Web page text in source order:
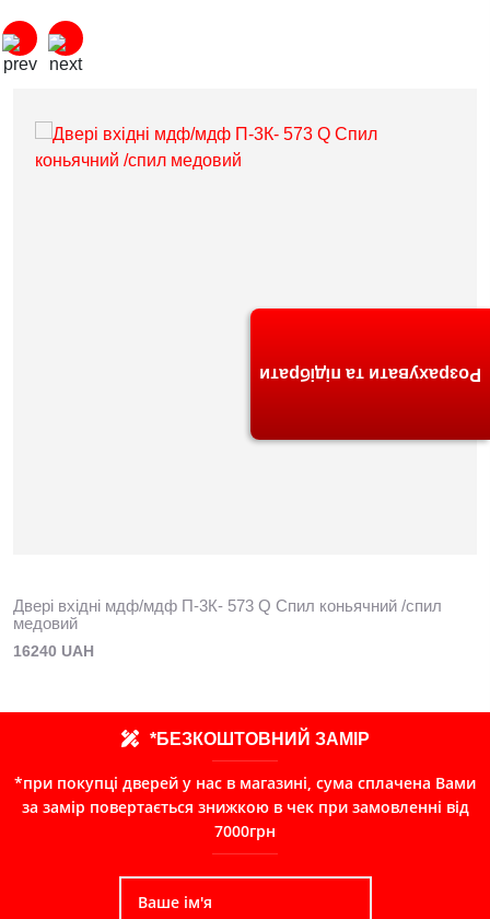
Двері вхідні мдф/мдф П-3К- 573 Q Спил коньячний /спил
медовий
16240 UAH
*БЕЗКОШТОВНИЙ ЗАМІР
*при покупці дверей у нас в магазині, сума сплачена Вами
за замір повертається знижкою в чек при замовленні від
7000грн
Розрахувати та підібрати